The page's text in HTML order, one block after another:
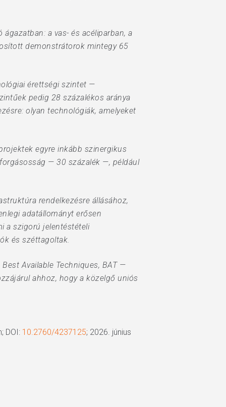
a vas- és acéliparban, a
demonstrátorok mintegy 65
érettségi szintet —
pedig 28 százalékos aránya
olyan technológiák, amelyeket
egyre inkább szinergikus
— 30 százalék —, például
rendelkezésre állásához,
adatállományt erősen
a szigorú jelentéstételi
és széttagoltak.
Available Techniques, BAT —
ahhoz, hogy a közelgő uniós
DOI: 10.2760/4237125; 2026. június